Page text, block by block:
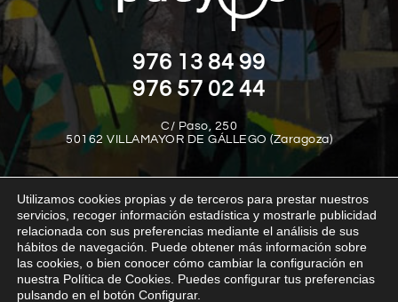
976 13 84 99
976 57 02 44
C/ Paso, 250
50162 VILLAMAYOR DE GÁLLEGO (Zaragoza)
Aviso legal Política de privacidad
Política de cookies
Política interna del canal de denuncias
Transparencia
Utilizamos cookies propias y de terceros para prestar nuestros
servicios, recoger información estadística y mostrarle publicidad
relacionada con sus preferencias mediante el análisis de sus
hábitos de navegación. Puede obtener más información sobre
las cookies, o bien conocer cómo cambiar la configuración en
nuestra Política de Cookies. Puedes configurar tus preferencias
pulsando en el botón Configurar.